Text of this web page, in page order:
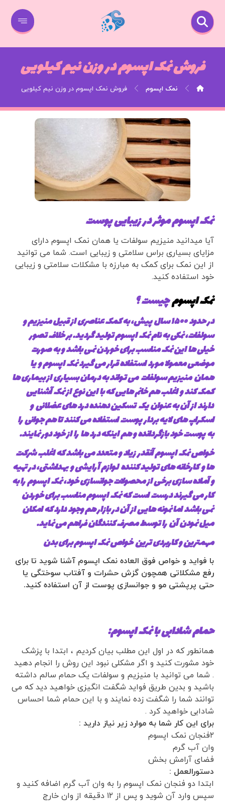
فروش نمک اپسوم در وزن نیم کیلویی
نمک اپسوم فروش نمک اپسوم در وزن نیم کیلویی
نمک اپسوم موثر در زیبایی پوست
آیا میدانید منیزیم سولفات یا همان نمک اپسوم دارای
مزایای بسیاری براس سلامتی و زیبایی است. شما می توانید
از این نمک برای کمک به مبارزه با مشکلات سلامتی و زیبایی
خود استفاده کنید.
نمک اپسومچیست ؟
در حدود ۱۵۰۰ سال پیش، به کمک عناصری از قبیل منیزیم و
سولفات، نمکی به نام نمک اپسوم تولید گردید. بر خلاف تصور
خیلی ها این نمک مناسب برای خوردن نمی باشد و به صورت
موضعی معمولا مورد استفاده قرار می گیرد نمک اپسوم و یا
همان منیزیم سولفات می تواند به درمان بسیاری از بیماری ها
کمک کند و اغلب هم خانم هایی که با این نوع از نمک آشنایی
دارند از آن به عنوان یک تسکین دهنده درد های عضلانی و
اسکراپ های لایه بردار پوست استفاده می کنند تا هم جوانی را
به پوست خود بازگردانده و هم اینکه درد ها را از خود دور نمایند.
خواص نمک اپسوم آنقدر زیاد و متعدد می باشد که اغلب شرکت
ها و کارخانه های تولید کننده لوازم آرایشی و بهداشتی، در تهیه
و آماده سازی برخی از محصولات جوانسازی خود، نمک اپسوم را به
کار می گیرند درست است که نمک اپسوم مناسب برای خوردن
نمی باشد اما نمونه هایی از آن در بازار هم وجود دارد که امکان
میل نمودن آن را توسط مصرف کنندگان فراهم می نماید.
مهمترین و کاربردی ترین خواص نمک اپسوم برای بدن
با فواید و خواص فوق العاده نمک اپسوم آشنا شوید تا برای
رفع مشکلاتی همچون گزش حشرات و آفتاب سوختگی یا
حتی پرپشتی مو و جوانسازی پوست از آن استفاده کنید.
حمام شادابی با نمک اپسوم:
همانطور که در اول این مطلب بیان کردیم ، ابتدا با پزشک
خود مشورت کنید و اگر مشکلی نبود این روش را انجام دهید
. شما می توانید با منیزیم و سولفات یک حمام سالم داشته
باشید و بدین طریق فواید شگفت انگیزی خواهید دید که می
توانند شما را شگفت زده نمایند و با این حمام شما احساس
شادابی خواهید کرد .
برای این کار شما به موارد زیر نیاز دارید :
۲فنجان نمک اپسوم
وان آب گرم
فضای آرامش بخش
دستورالعمل :
ابتدا دو فنجان نمک اپسوم را به وان آب گرم اضافه کنید و
سپس وارد آن شوید و پس از ۱۲ دقیقه از وان خارج